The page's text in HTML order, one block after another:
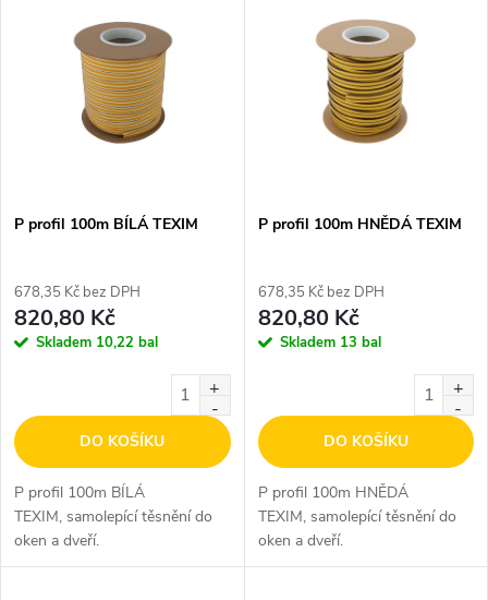
p
r
o
d
u
k
t
Nejprodávanější
Abecedně
s
r
d
u
k
P profil 100m BÍLÁ TEXIM
678,35 Kč bez DPH
820,80 Kč
Skladem 10,22 bal
DO KOŠÍKU
P profil 100m BÍLÁ
TEXIM, samolepící těsnění do
oken a dveří.
P profil 100m HNĚDÁ TEXIM
678,35 Kč bez DPH
820,80 Kč
Skladem 13 bal
DO KOŠÍKU
P profil 100m HNĚDÁ
TEXIM, samolepící těsnění do
oken a dveří.